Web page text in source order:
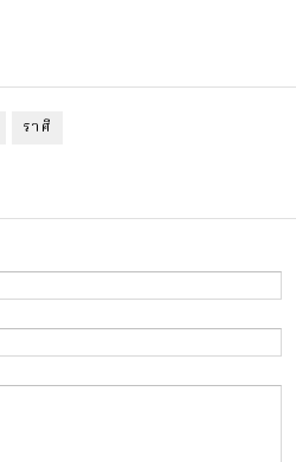
ราศี